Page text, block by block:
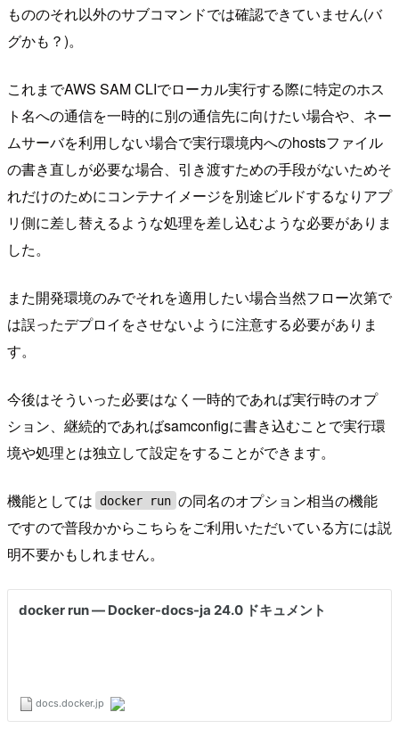
もののそれ以外のサブコマンドでは確認できていません(バ
グかも？)。
これまでAWS SAM CLIでローカル実行する際に特定のホス
ト名への通信を一時的に別の通信先に向けたい場合や、ネー
ムサーバを利用しない場合で実行環境内へのhostsファイル
の書き直しが必要な場合、引き渡すための手段がないためそ
れだけのためにコンテナイメージを別途ビルドするなりアプ
リ側に差し替えるような処理を差し込むような必要がありま
した。
また開発環境のみでそれを適用したい場合当然フロー次第で
は誤ったデプロイをさせないように注意する必要がありま
す。
今後はそういった必要はなく一時的であれば実行時のオプ
ション、継続的であればsamconfigに書き込むことで実行環
境や処理とは独立して設定をすることができます。
機能としては docker run の同名のオプション相当の機能
ですので普段かからこちらをご利用いただいている方には説
明不要かもしれません。